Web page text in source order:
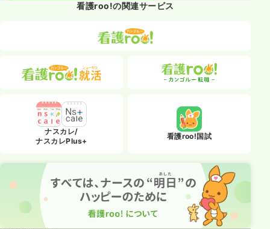
看護roo!の関連サービス
ナスカレ/
ナスカレPlus+
看護roo!国試